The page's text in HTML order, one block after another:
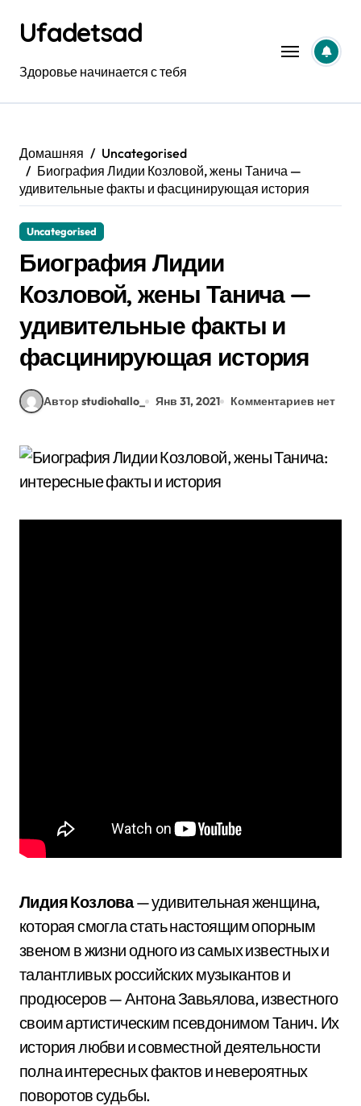
содержанию
Ufadetsad
Здоровье начинается с тебя
Домашняя
Uncategorised
Биография Лидии Козловой, жены Танича —
удивительные факты и фасцинирующая история
Uncategorised
Биография Лидии
Козловой, жены Танича —
удивительные факты и
фасцинирующая история
Автор studiohallo_ Янв 31, 2021 Комментариев нет
Лидия Козлова— удивительная женщина,
которая смогла стать настоящим опорным
звеном в жизни одного из самых известных и
талантливых российских музыкантов и
продюсеров — Антона Завьялова, известного
своим артистическим псевдонимом Танич. Их
история любви и совместной деятельности
полна интересных фактов и невероятных
поворотов судьбы.